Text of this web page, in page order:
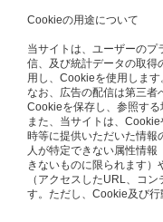
Cookieの用途について
当サイトは、ユーザーの
信、及び統計データの取得
用し、Cookieを使用します
なお、広告の配信は第三者
Cookieを保存し、参照する
また、当サイトは、
時等に提供いただいた情報
人が特定できない属性情
きないものに限られます
（アクセスしたURL、コ
す。ただし、Cookie及び行